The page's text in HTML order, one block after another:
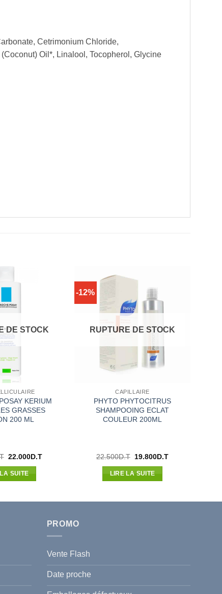
Cetrimonium Chloride,
Oil*, Linalool, Tocopherol, Glycine
DE STOCK
KERIUM
GRASSES
200 ML
Le
initial
était :
22.000D.TLe
SUITE
-12%
RUPTURE DE STOCK
CAPILLAIRE
PHYTO PHYTOCITRUS
SHAMPOOING ECLAT
COULEUR 200ML
22.500D.T Le
initial
était :
19.800D.TLe
LIRE LA SUITE
PROMO
Vente Flash
Date proche